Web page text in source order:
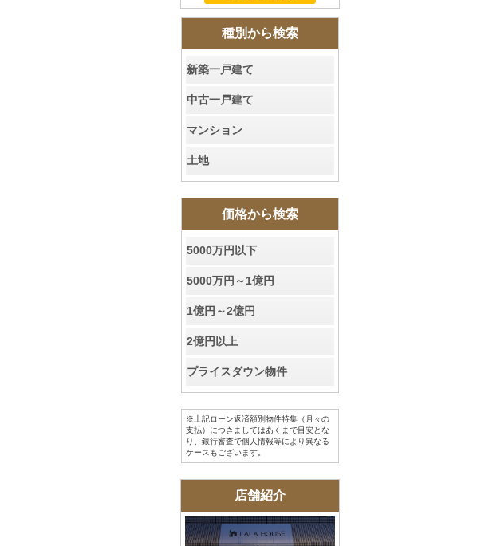
種別から検索
新築一戸建て
中古一戸建て
マンション
土地
価格から検索
5000万円以下
5000万円～1億円
1億円～2億円
2億円以上
プライスダウン物件
※上記ローン返済額別物件特集（月々の
支払）につきましてはあくまで目安とな
り、銀行審査で個人情報等により異なる
ケースもございます。
店舗紹介